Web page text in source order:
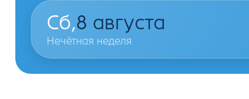
Сб,8 августа
Нечётная неделя